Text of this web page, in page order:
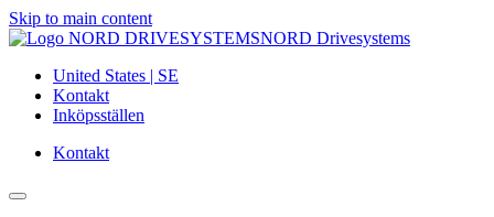
Skip to main content
NORD Drivesystems
United States | SE
Kontakt
Inköpsställen
Kontakt